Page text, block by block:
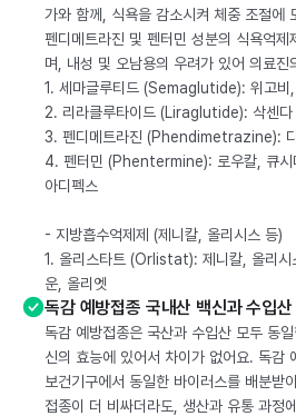
가와 함께, 식욕을 감소시켜 체중 조절에
펜디메트라진 및 펜터민 성분의 식욕억제
며, 내성 및 오남용의 우려가 있어 의료
1. 세마글루티드 (Semaglutide): 위고비,
2. 리라클루타이드 (Liraglutide): 삭센다
3. 펜디메트라진 (Phendimetrazine):
4. 펜터민 (Phentermine): 로우칼, 큐시
아디펙스
- 지방흡수억제제 (제니칼, 올리시스 등)
1. 올리스타트 (Orlistat): 제니칼, 올리시
운, 올리엣
독감 예방접종 국내산 백신과 수입
독감 예방접종은 국산과 수입산 모두 동
신의 효능에 있어서 차이가 없어요. 독감
보건기구에서 동일한 바이러스를 배분받
접종이 더 비싸더라도, 생산과 유통 과정